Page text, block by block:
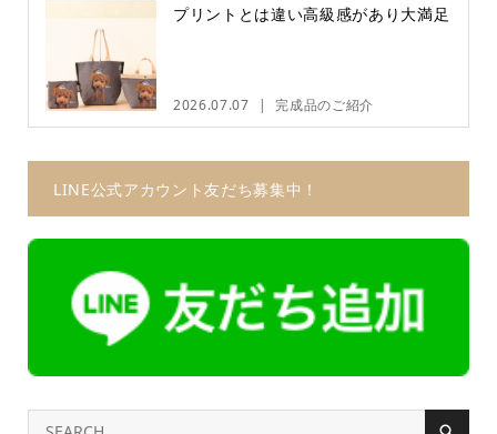
プリントとは違い高級感があり大満足
2026.07.07 完成品のご紹介
LINE公式アカウント友だち募集中！